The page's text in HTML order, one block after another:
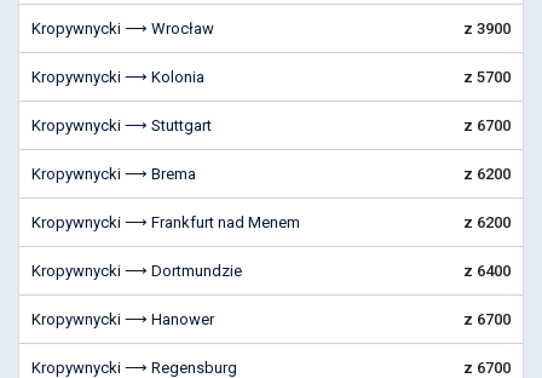
Kropywnycki ⟶ Wrocław z 3900
Kropywnycki ⟶ Kolonia z 5700
Kropywnycki ⟶ Stuttgart z 6700
Kropywnycki ⟶ Brema z 6200
Kropywnycki ⟶ Frankfurt nad Menem z 6200
Kropywnycki ⟶ Dortmundzie z 6400
Kropywnycki ⟶ Hanower z 6700
Kropywnycki ⟶ Regensburg z 6700